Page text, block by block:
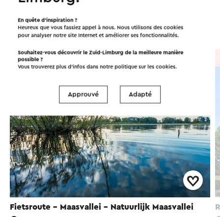
Vélo Promenades Cyclisme
Fietsroute - Maasvallei - Natuurlijk Maasvallei
À vélo
En quête d’inspiration ?
Heureux que vous fassiez appel à nous. Nous utilisons des cookies
pour analyser notre site Internet et améliorer ses fonctionnalités.
Souhaitez-vous découvrir le Zuid-Limburg de la meilleure manière
possible ?
Vous trouverez plus d’infos dans notre politique sur lescookies.
Approuvé Adapté